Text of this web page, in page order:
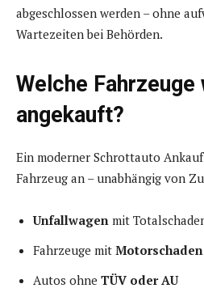
abgeschlossen werden – ohne
Wartezeiten bei Behörden.
Welche Fahrzeuge
angekauft?
Ein moderner Schrottauto
Fahrzeug an – unabhängig von
Unfallwagen mit
Fahrzeuge mit Motorschaden
Autos ohne TÜV oder AU